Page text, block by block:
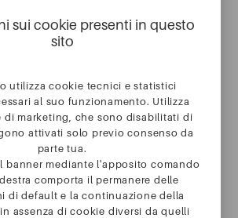
SERVIZI
CASE STUDY
AZIENDA
sui cookie presenti in questo
sito
utilizza cookie tecnici e statistici
al suo funzionamento. Utilizza
di marketing, che sono disabilitati di
attivati solo previo consenso da
parte tua.
banner mediante l'apposito comando
comporta il permanere delle
di default e la continuazione della
assenza di cookie diversi da quelli